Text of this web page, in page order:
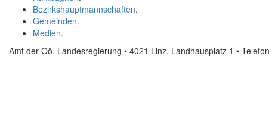
Bezirkshauptmannschaften.
Gemeinden.
Medien.
Amt der Oö. Landesregierung • 4021 Linz, Landhausplatz 1 • Telefon